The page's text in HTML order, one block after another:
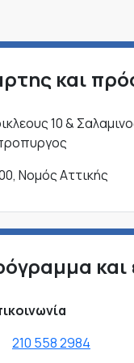
και
10 &
Νομός Αττικής
και
210 558 2984